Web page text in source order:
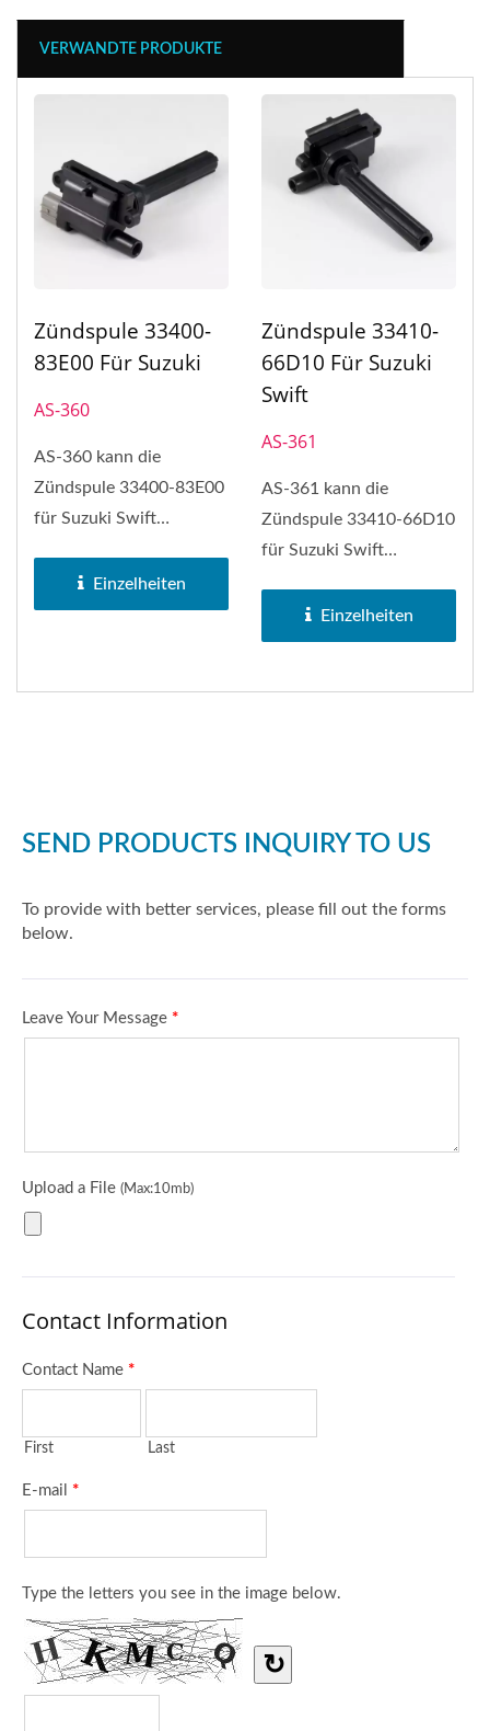
VERWANDTE PRODUKTE
Zündspule 33400-
83E00 Für Suzuki
AS-360
AS-360 kann die
Zündspule 33400-83E00
für Suzuki Swift
Einzelheiten
Zündspule 33410-
66D10 Für Suzuki
Swift
AS-361
AS-361 kann die
Zündspule 33410-66D10
für Suzuki Swift
Einzelheiten